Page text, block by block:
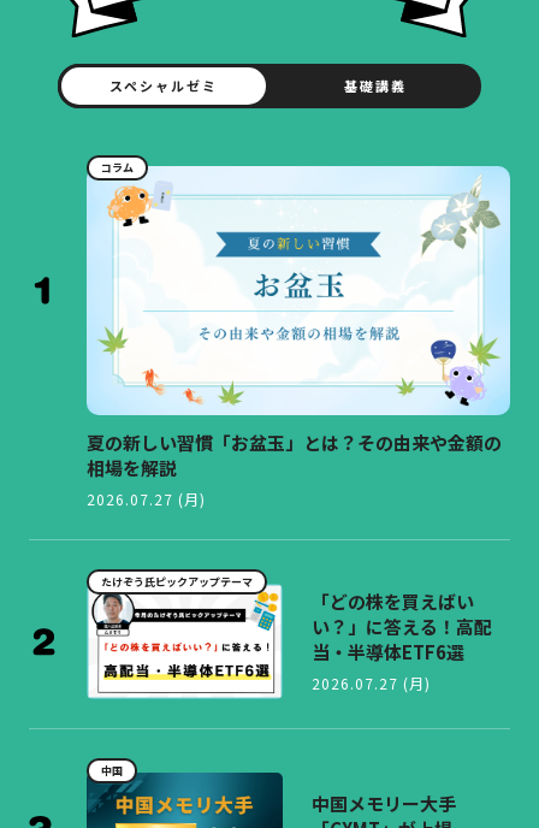
スペシャルゼミ 基礎講義
コラム
夏の新しい習慣「お盆玉」とは？その由来や金額の
相場を解説
2026.07.27 (月)
たけぞう氏ピックアップテーマ
「どの株を買えばい
い？」に答える！高配
当・半導体ETF6選
2026.07.27 (月)
中国
中国メモリー大手